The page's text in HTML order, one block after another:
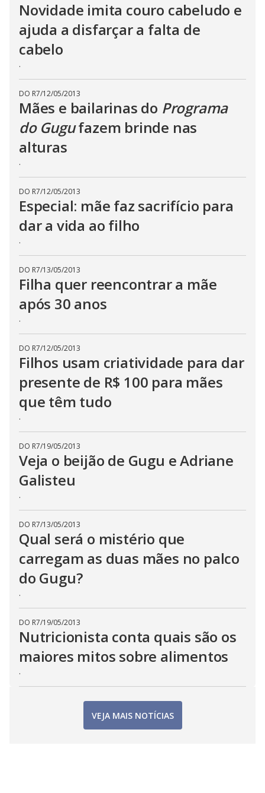
Novidade imita couro cabeludo e
ajuda a disfarçar a falta de
cabelo
.
DO R7/12/05/2013
Mães e bailarinas do Programa
do Gugufazem brinde nas
alturas
.
DO R7/12/05/2013
Especial: mãe faz sacrifício para
dar a vida ao filho
.
DO R7/13/05/2013
Filha quer reencontrar a mãe
após 30 anos
.
DO R7/12/05/2013
Filhos usam criatividade para dar
presente de R$ 100 para mães
que têm tudo
.
DO R7/19/05/2013
Veja o beijão de Gugu e Adriane
Galisteu
.
DO R7/13/05/2013
Qual será o mistério que
carregam as duas mães no palco
do Gugu?
.
DO R7/19/05/2013
Nutricionista conta quais são os
maiores mitos sobre alimentos
.
VEJA MAIS NOTÍCIAS